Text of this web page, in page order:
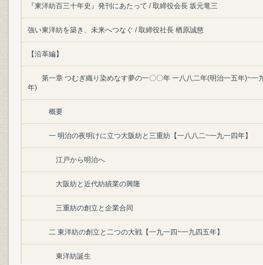
『東洋紡百三十年史』発刊にあたって / 取締役会長 坂元竜三
強い東洋紡を築き、未来へつなぐ / 取締役社長 楢原誠慈
【沿革編】
第一章 つむぎ織り染めなす夢の一〇〇年 一八八二年(明治一五年)~一
年)
概要
一 明治の夜明けに立つ大阪紡と三重紡【一八八二~一九一四年】
江戸から明治へ
大阪紡と近代紡績業の興隆
三重紡の創立と企業合同
二 東洋紡の創立と二つの大戦【一九一四~一九四五年】
東洋紡誕生